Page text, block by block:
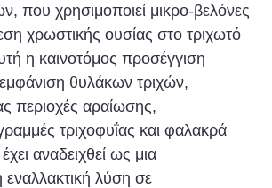
που χρησιμοποιεί μικρο-βελόνες
χρωστικής ουσίας στο τριχωτό
η καινοτόμος προσέγγιση
θυλάκων τριχών,
περιοχές αραίωσης,
τριχοφυΐας και φαλακρά
αναδειχθεί ως μια
εναλλακτική λύση σε